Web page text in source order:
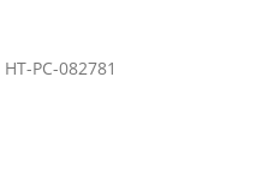
HT-PC-082781